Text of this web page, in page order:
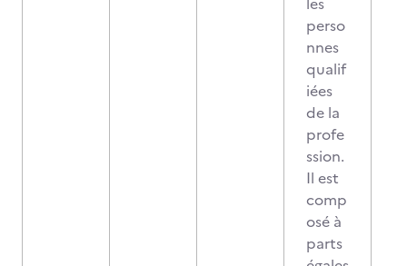
perso
nnes
qualif
iées
de la
profe
ssion.
Il est
comp
osé à
parts